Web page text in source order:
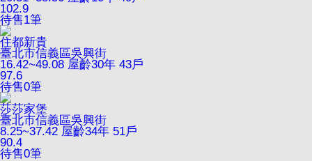
102.9
待售1筆
住都新貴
臺北市信義區吳興街
16.42~49.08 屋齡30年 43戶
97.6
待售0筆
莎莎家堡
臺北市信義區吳興街
8.25~37.42 屋齡34年 51戶
90.4
待售0筆